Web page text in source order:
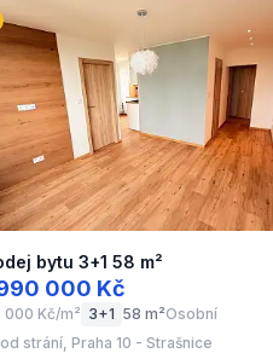
bytu 3+1 58 m²
000 Kč
000 Kč/m² 3+1 58 m²Osobní
strání, Praha 10 - Strašnice